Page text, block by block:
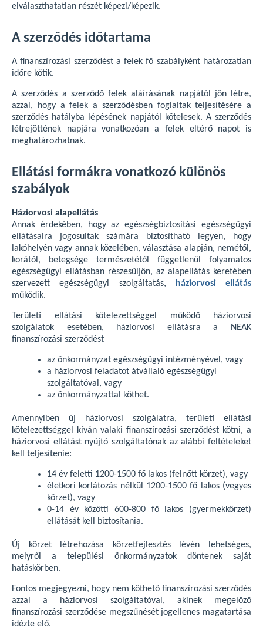
elválaszthatatlan részét képezi/képezik.
A szerződés időtartama
A finanszírozási szerződést a felek fő szabályként határozatlan
időre kötik.
A szerződés a szerződő felek aláírásának napjától jön létre,
azzal, hogy a felek a szerződésben foglaltak teljesítésére a
szerződés hatályba lépésének napjától kötelesek. A szerződés
létrejöttének napjára vonatkozóan a felek eltérő napot is
meghatározhatnak.
Ellátási formákra vonatkozó különös
szabályok
Háziorvosi alapellátás
Annak érdekében, hogy az egészségbiztosítási egészségügyi
ellátásaira jogosultak számára biztosítható legyen, hogy
lakóhelyén vagy annak közelében, választása alapján, nemétől,
korától, betegsége természetétől függetlenül folyamatos
egészségügyi ellátásban részesüljön, az alapellátás keretében
szervezett egészségügyi szolgáltatás,
háziorvosi ellátás
működik.
Területi ellátási kötelezettséggel működő háziorvosi
szolgálatok esetében, háziorvosi ellátásra a NEAK
finanszírozási szerződést
az önkormányzat egészségügyi intézményével, vagy
a háziorvosi feladatot átvállaló egészségügyi
szolgáltatóval, vagy
az önkormányzattal köthet.
Amennyiben új háziorvosi szolgálatra, területi ellátási
kötelezettséggel kíván valaki finanszírozási szerződést kötni, a
háziorvosi ellátást nyújtó szolgáltatónak az alábbi feltételeket
kell teljesítenie:
14 év feletti 1200-1500 fő lakos (felnőtt körzet), vagy
életkori korlátozás nélkül 1200-1500 fő lakos (vegyes
körzet), vagy
0-14 év közötti 600-800 fő lakos (gyermekkörzet)
ellátását kell biztosítania.
Új körzet létrehozása körzetfejlesztés lévén lehetséges,
melyről a települési önkormányzatok döntenek saját
hatáskörben.
Fontos megjegyezni, hogy nem köthető finanszírozási szerződés
azzal a háziorvosi szolgáltatóval, akinek megelőző
finanszírozási szerződése megszűnését jogellenes magatartása
idézte elő.